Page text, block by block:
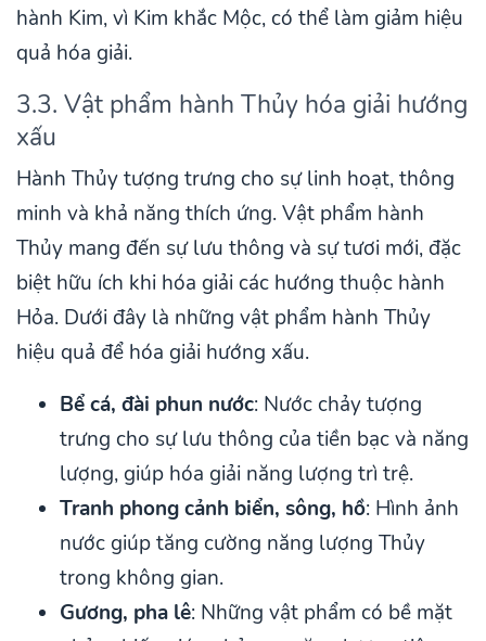
hành Kim, vì Kim khắc Mộc, có thể làm giảm hiệu
quả hóa giải.
3.3. Vật phẩm hành Thủy hóa giải hướng
xấu
Hành Thủy tượng trưng cho sự linh hoạt, thông
minh và khả năng thích ứng. Vật phẩm hành
Thủy mang đến sự lưu thông và sự tươi mới, đặc
biệt hữu ích khi hóa giải các hướng thuộc hành
Hỏa. Dưới đây là những vật phẩm hành Thủy
hiệu quả để hóa giải hướng xấu.
Bể cá, đài phun nước: Nước chảy tượng
trưng cho sự lưu thông của tiền bạc và năng
lượng, giúp hóa giải năng lượng trì trệ.
Tranh phong cảnh biển, sông, hồ: Hình ảnh
nước giúp tăng cường năng lượng Thủy
trong không gian.
Gương, pha lê: Những vật phẩm có bề mặt